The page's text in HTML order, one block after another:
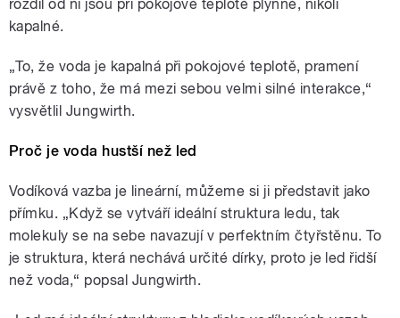
rozdíl od ní jsou při pokojové teplotě plynné, nikoli
kapalné.
„To, že voda je kapalná při pokojové teplotě, pramení
právě z toho, že má mezi sebou velmi silné interakce,“
vysvětlil Jungwirth.
Proč je voda hustší než led
Vodíková vazba je lineární, můžeme si ji představit jako
přímku. „Když se vytváří ideální struktura ledu, tak
molekuly se na sebe navazují v perfektním čtyřstěnu. To
je struktura, která nechává určité dírky, proto je led řidší
než voda,“ popsal Jungwirth.